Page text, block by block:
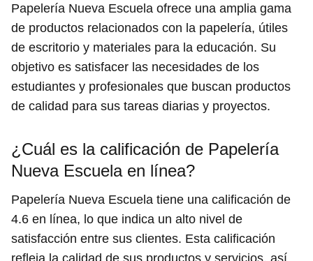
Papelería Nueva Escuela ofrece una amplia gama
de productos relacionados con la papelería, útiles
de escritorio y materiales para la educación. Su
objetivo es satisfacer las necesidades de los
estudiantes y profesionales que buscan productos
de calidad para sus tareas diarias y proyectos.
¿Cuál es la calificación de Papelería
Nueva Escuela en línea?
Papelería Nueva Escuela tiene una calificación de
4.6 en línea, lo que indica un alto nivel de
satisfacción entre sus clientes. Esta calificación
refleja la calidad de sus productos y servicios, así